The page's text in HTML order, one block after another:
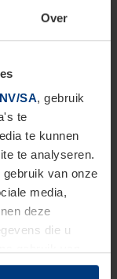
Over
SA, gebruik
te
te kunnen
te analyseren.
van onze
media,
deze
die u